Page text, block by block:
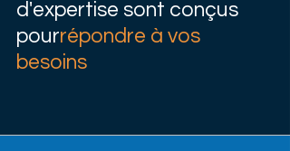
d'expertise sont conçus
pourrépondre à vos
besoins